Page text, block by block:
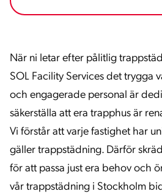
När ni letar efter pålitlig
SOL Facility Services det trygga
och engagerade personal är
säkerställa att era trapphus är
Vi förstår att varje fastighet har
gäller trappstädning. Därför
för att passa just era behov och
vår trappstädning i Stockholm